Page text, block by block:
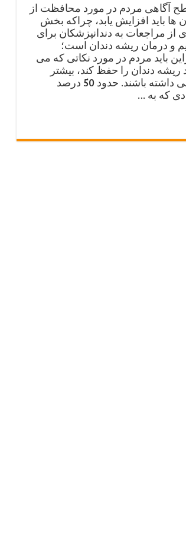
آگاهی مردم در مورد محافظت از
ها باید افزایش یابد، چراکه بخش
از مراجعات به دندانپزشکان برای
و درمان ریشه دندان است؛
باید مردم در مورد نکاتی که می
ریشه دندان را حفظ کند، بیشتر
آگاهی داشته باشند. حدود 50 درصد
که به …